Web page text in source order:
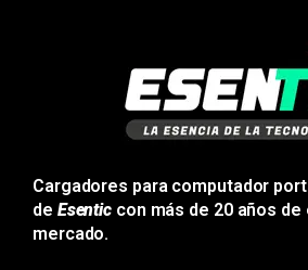
Cargadores para computador
de Esentic con más de 20 años
mercado.